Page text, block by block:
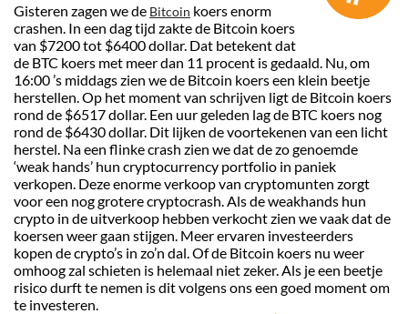
Gisteren zagen we de Bitcoin koers enorm
crashen. In een dag tijd zakte de Bitcoin koers
van $7200 tot $6400 dollar. Dat betekent dat
de BTC koers met meer dan 11 procent is gedaald. Nu, om
16:00 ’s middags zien we de Bitcoin koers een klein beetje
herstellen. Op het moment van schrijven ligt de Bitcoin koers
rond de $6517 dollar. Een uur geleden lag de BTC koers nog
rond de $6430 dollar. Dit lijken de voortekenen van een licht
herstel. Na een flinke crash zien we dat de zo genoemde
‘weak hands’ hun cryptocurrency portfolio in paniek
verkopen. Deze enorme verkoop van cryptomunten zorgt
voor een nog grotere cryptocrash. Als de weakhands hun
crypto in de uitverkoop hebben verkocht zien we vaak dat de
koersen weer gaan stijgen. Meer ervaren investeerders
kopen de crypto’s in zo’n dal. Of de Bitcoin koers nu weer
omhoog zal schieten is helemaal niet zeker. Als je een beetje
risico durft te nemen is dit volgens ons een goed moment om
te investeren.